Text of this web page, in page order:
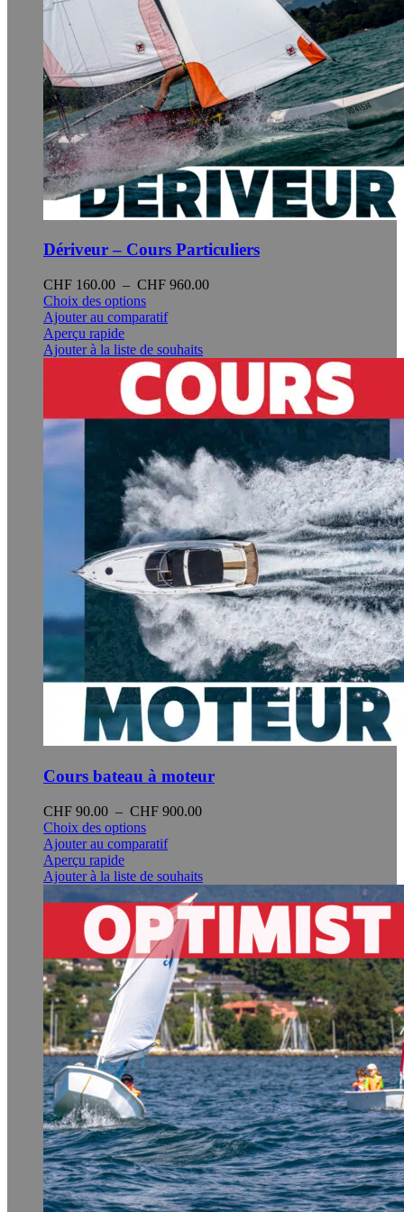
Dériveur – Cours Particuliers
CHF 160.00 – CHF 960.00Plage
CHF 960.00
Choix des optionsCe
produit
plusieurs
variations.
Les
options
peuvent
choisies
sur
la
page
du
produit
Ajouter au comparatif
Aperçu rapide
Ajouter à la liste de souhaits
Cours bateau à moteur
CHF 90.00 – CHF 900.00Plage
à
Choix des optionsCe
produit
plusieurs
variations.
Les
options
peuvent
être
choisies
page
du
produit
Ajouter au comparatif
Aperçu rapide
Ajouter à la liste de souhaits